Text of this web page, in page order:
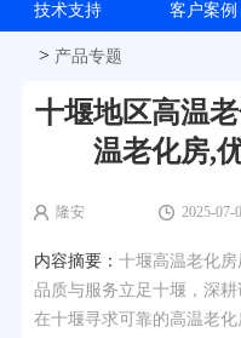
技术支持 客户案例
> 产品专题
十堰地区高温
温老化房,
隆安 2025-07-
内容摘要： 十堰高温老化
品质与服务立足十堰，深
在十堰寻求可靠的高温老